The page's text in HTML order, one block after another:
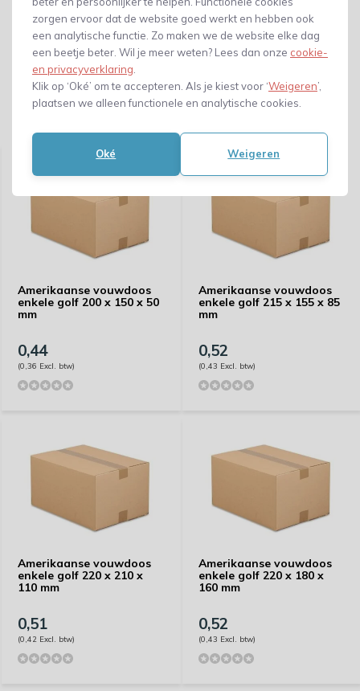
zorgen ervoor dat de website goed werkt en hebben ook
een analytische functie. Zo maken we de website elke dag
een beetje beter. Wil je meer weten? Lees dan onze cookie-
en privacyverklaring
Klik op ‘Oké’ om te accepteren. Als je kiest voor ‘Weigeren’,
plaatsen we alleen functionele en analytische cookies.
Oké Weigeren
Gerelateerde producten
Amerikaanse vouwdoos
enkele golf 200 x 150 x 50
mm
0,44
(0,36 Excl. btw)
Amerikaanse vouwdoos
enkele golf 215 x 155 x 85
mm
0,52
(0,43 Excl. btw)
Amerikaanse vouwdoos
enkele golf 220 x 210 x
110 mm
0,51
(0,42 Excl. btw)
Amerikaanse vouwdoos
enkele golf 220 x 180 x
160 mm
0,52
(0,43 Excl. btw)